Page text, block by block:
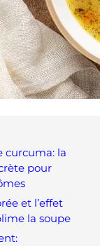
curcuma: la
pour
et l’effet
la soupe